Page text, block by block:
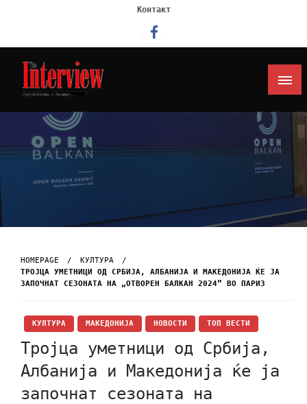
Контакт
Интервју
HOMEPAGE
КУЛТУРА
ТРОЈЦА УМЕТНИЦИ ОД СРБИЈА, АЛБАНИЈА И МАКЕДОНИЈА ЌЕ ЈА
ЗАПОЧНАТ СЕЗОНАТА НА „ОТВОРЕН БАЛКАН 2024” ВО ПАРИЗ
КУЛТУРА МАКЕДОНИЈА НОВОСТИ ТОП ВЕСТИ
Тројца уметници од Србија,
Албанија и Македонија ќе ја
започнат сезоната на